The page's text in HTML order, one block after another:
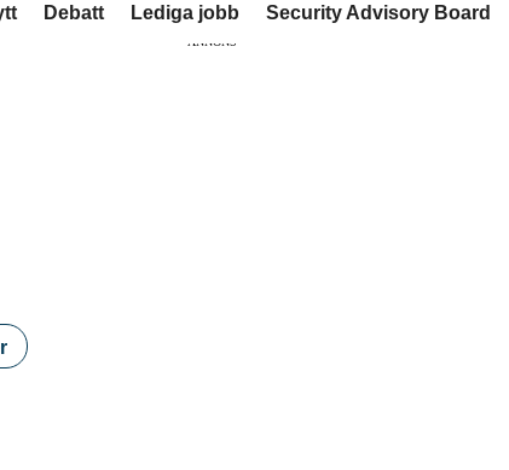
Debatt Lediga jobb Security Advisory Board
ANNONS